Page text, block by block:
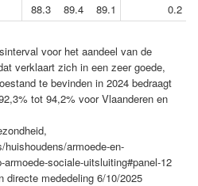
88.3 89.4 89.1
0.2
voor het aandeel van de
verklaart zich in een zeer goede,
te bevinden in 2024 bedraagt
tot 94,2% voor Vlaanderen en
armoede-en-
sociale-uitsluiting#panel-12
directe mededeling 6/10/2025